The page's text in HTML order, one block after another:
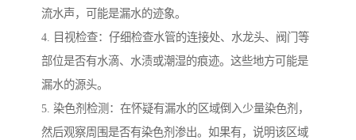
流水声，可能是漏水的迹象。
4. 目视检查：仔细检查水管的连接处、水龙头、阀门等
部位是否有水滴、水渍或潮湿的痕迹。这些地方可能是
漏水的源头。
5. 染色剂检测：在怀疑有漏水的区域倒入少量染色剂，
然后观察周围是否有染色剂渗出。如果有，说明该区域